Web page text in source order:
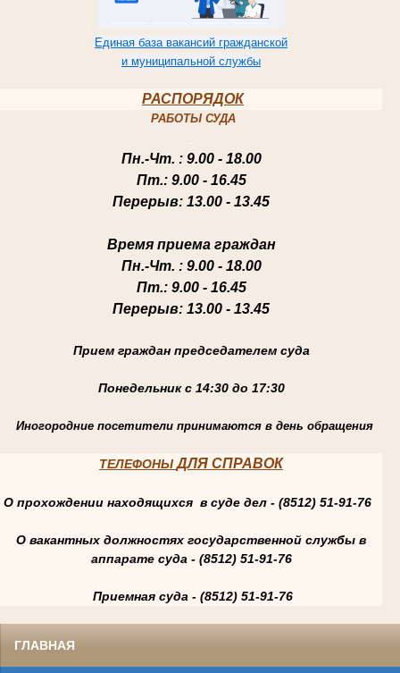
Единая база вакансий гражданской
и муниципальной службы
РАСПОРЯДОК
РАБОТЫ СУДА
Пн.-Чт. : 9.00 - 18.00
Пт.: 9.00 - 16.45
Перерыв: 13.00 - 13.45
Время приема граждан
Пн.-Чт. : 9.00 - 18.00
Пт.: 9.00 - 16.45
Перерыв: 13.00 - 13.45
Прием граждан председателем суда
Понедельник с 14:30 до 17:30
Иногородние посетители принимаются в день обращения
ТЕЛЕФОНЫДЛЯ СПРАВОК
О прохождении находящихся в суде дел - (8512) 51-91-76
О вакантных должностях государственной службы в
аппарате суда - (8512) 51-91-76
Приемная суда - (8512) 51-91-76
ГЛАВНАЯ